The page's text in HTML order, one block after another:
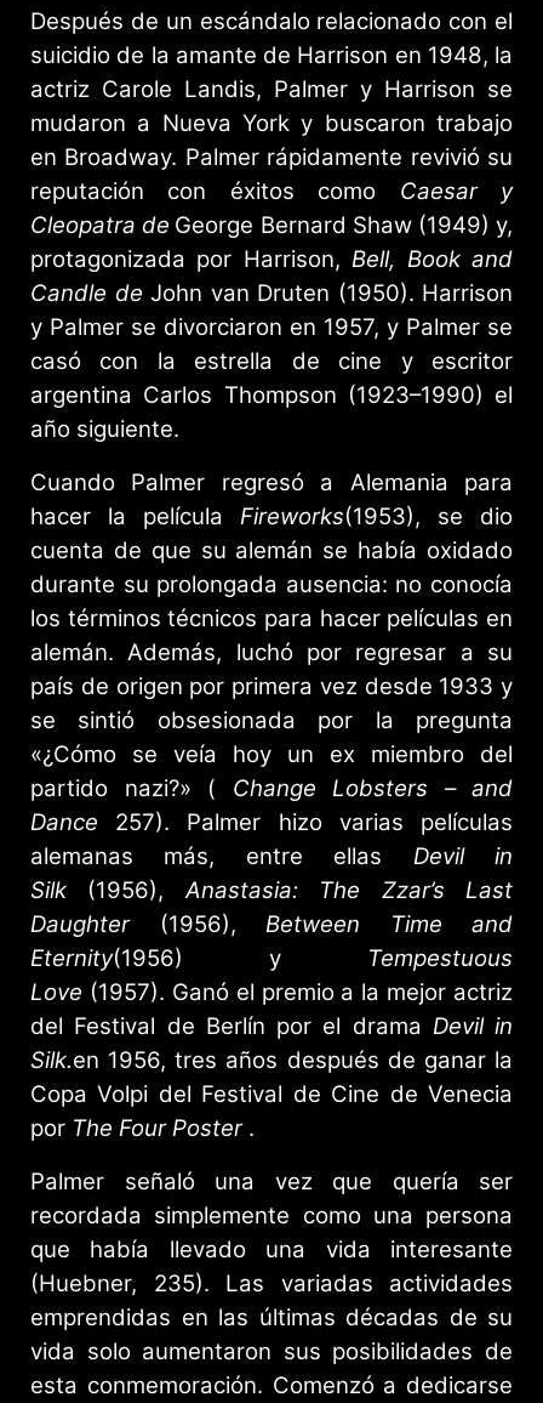
Después de un escándalo relacionado con el
suicidio de la amante de Harrison en 1948, la
actriz Carole Landis, Palmer y Harrison se
mudaron a Nueva York y buscaron trabajo
en Broadway. Palmer rápidamente revivió su
reputación con éxitos como Caesar y
Cleopatra de George Bernard Shaw (1949) y,
protagonizada por Harrison,Bell, Book and
Candle de John van Druten (1950). Harrison
y Palmer se divorciaron en 1957, y Palmer se
casó con la estrella de cine y escritor
argentina Carlos Thompson (1923–1990) el
año siguiente.
Cuando Palmer regresó a Alemania para
hacer la película Fireworks(1953), se dio
cuenta de que su alemán se había oxidado
durante su prolongada ausencia: no conocía
los términos técnicos para hacer películas en
alemán. Además, luchó por regresar a su
país de origen por primera vez desde 1933 y
se sintió obsesionada por la pregunta
«¿Cómo se veía hoy un ex miembro del
partido nazi?» ( Change Lobsters – and
Dance 257). Palmer hizo varias películas
alemanas más, entre ellas Devil in
Silk (1956),Anastasia: The Zzar’s Last
Daughter(1956), Between Time and
Eternity(1956) y Tempestuous
Love (1957). Ganó el premio a la mejor actriz
del Festival de Berlín por el drama Devil in
Silk.en 1956, tres años después de ganar la
Copa Volpi del Festival de Cine de Venecia
por The Four Poster.
Palmer señaló una vez que quería ser
recordada simplemente como una persona
que había llevado una vida interesante
(Huebner, 235). Las variadas actividades
emprendidas en las últimas décadas de su
vida solo aumentaron sus posibilidades de
esta conmemoración. Comenzó a dedicarse